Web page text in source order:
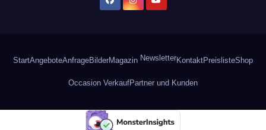
StartAngeboteAnfrageBilderMagazin NewsletterKontaktPreislisteShop
Occasion VerkaufPartner und Kunden